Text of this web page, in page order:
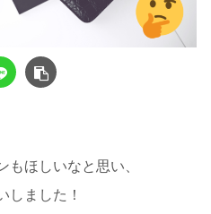
もほしいなと思い、
しました！